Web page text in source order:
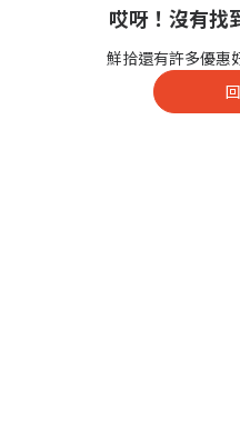
哎呀！沒有找
鮮拾還有許多優惠